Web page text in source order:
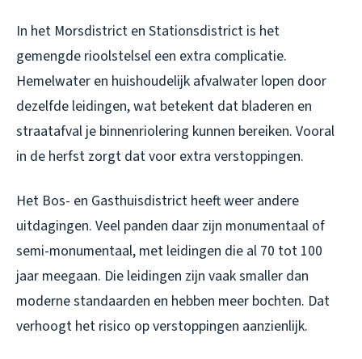
In het Morsdistrict en Stationsdistrict is het
gemengde rioolstelsel een extra complicatie.
Hemelwater en huishoudelijk afvalwater lopen door
dezelfde leidingen, wat betekent dat bladeren en
straatafval je binnenriolering kunnen bereiken. Vooral
in de herfst zorgt dat voor extra verstoppingen.
Het Bos- en Gasthuisdistrict heeft weer andere
uitdagingen. Veel panden daar zijn monumentaal of
semi-monumentaal, met leidingen die al 70 tot 100
jaar meegaan. Die leidingen zijn vaak smaller dan
moderne standaarden en hebben meer bochten. Dat
verhoogt het risico op verstoppingen aanzienlijk.